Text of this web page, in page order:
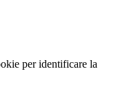
per identificare la